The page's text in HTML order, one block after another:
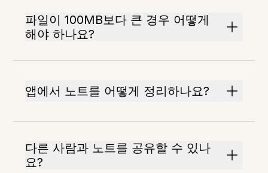
파일이 100MB보다 큰 경우 어떻게
해야 하나요?
앱에서 노트를 어떻게 정리하나요?
다른 사람과 노트를 공유할 수 있나
요?